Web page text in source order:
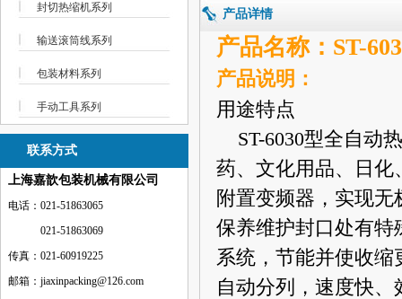
封切热缩机系列
输送滚筒线系列
包装材料系列
手动工具系列
联系方式
上海嘉歆包装机械有限公司
电话：021-51863065
021-51863069
传真：021-60919225
邮箱：jiaxinpacking@126.com
产品详情
产品名称： ST-
产品说明：
用途特点
ST-6030型全自动
药、文化用品、日化
附置变频器，实现
保养维护封口处有特
系统，节能并使收
自动分列，速度快、